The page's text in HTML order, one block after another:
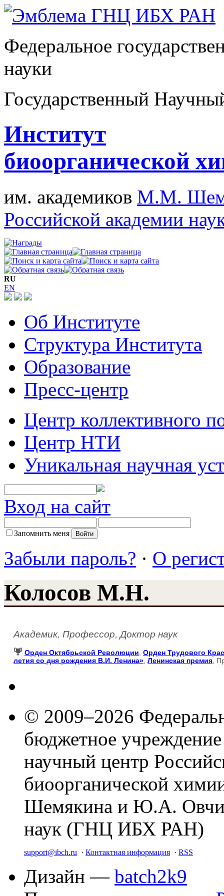
Федеральное
науки
Государственный
Институт
биоорганической
им. академиков М.М.
Российской академии
RU
EN
Об Институте
Структура Института
Образование
Пресс-центр
Центр коллективного
Центр НТИ
Уникальная научная
Вход на сайт
Запомнить меня
Забыли пароль? · О
Колосов М.Н.
Академик, Профессор, Доктор наук
Орден Октябрьской Революции, Орден Трудового
летия со дня рождения В.И. Ленина», Ленинская премия,
© 2009–2026
бюджетное
научный центр
биоорганической
Шемякина и Ю.А.
наук (ГНЦ ИБХ РАН)
support@ibch.ru · Контактная информация · RSS
Дизайн — batch2k9